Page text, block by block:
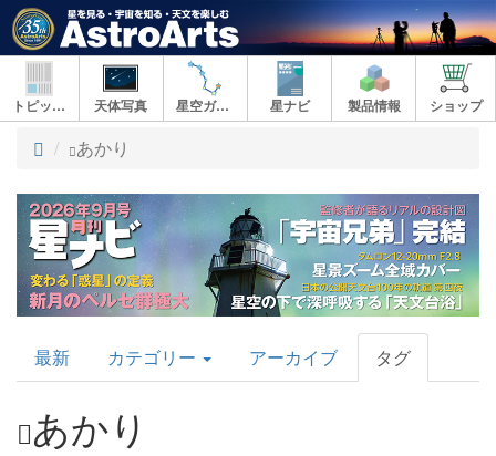
トピックス 天体写真 星空ガイド 星ナビ 製品情報 ショップ
ト
プ
あかり
AstroArts
Topics
最新 カテゴリー アーカイブ タグ
あかり